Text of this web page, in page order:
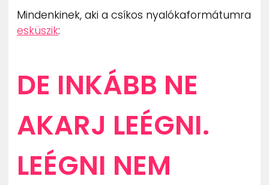
Mindenkinek, aki a csíkos nyalókaformátumra
esküszik:
DE INKÁBB NE
AKARJ LEÉGNI.
LEÉGNI NEM